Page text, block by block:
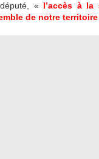
« l’accès à
de notre territoire